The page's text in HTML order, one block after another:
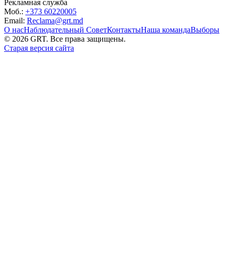
Рекламная служба
Моб.: +373 60220005
Email: Reclama@grt.md
О насНаблюдательный СоветКонтактыНаша командаВыборы
© 2026 GRT. Все права защищены.
Старая версия сайта